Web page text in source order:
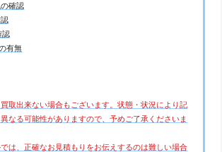
確認
認
有無
買取出来ない場合もございます。状態・状況により記
なる可能性がありますので、予めご了承くださいま
では、正確なお見積もりをお伝えするのは難しい場合